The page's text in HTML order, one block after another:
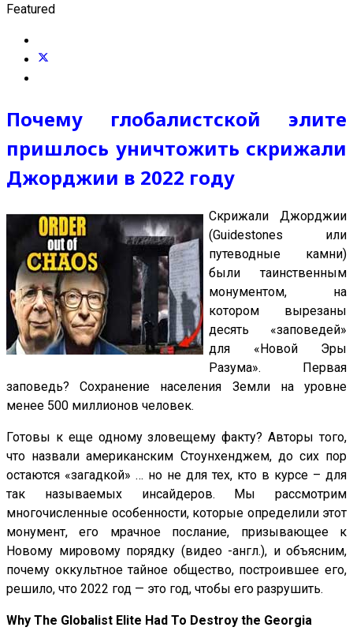
Featured
Почему глобалистской элите
пришлось уничтожить скрижали
Джорджии в 2022 году
Скрижали Джорджии
(Guidestones или
путеводные камни)
были таинственным
монументом, на
котором вырезаны
десять «заповедей»
для «Новой Эры
Разума». Первая
заповедь? Сохранение населения Земли на уровне
менее 500 миллионов человек.
Готовы к еще одному зловещему факту? Авторы того,
что назвали американским Стоунхенджем, до сих пор
остаются «загадкой» … но не для тех, кто в курсе – для
так называемых инсайдеров. Мы рассмотрим
многочисленные особенности, которые определили этот
монумент, его мрачное послание, призывающее к
Новому мировому порядку (видео -англ.), и объясним,
почему оккультное тайное общество, построившее его,
решило, что 2022 год — это год, чтобы его разрушить.
Why The Globalist Elite Had To Destroy the Georgia